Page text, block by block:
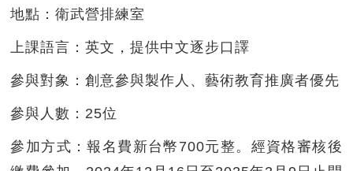
地點：衛武營排練室
上課語言：英文，提供中文逐步口譯
參與對象：創意參與製作人、藝術教育推廣者優先
參與人數： 25位
參加方式：報名費新台幣700元整。經資格審核後